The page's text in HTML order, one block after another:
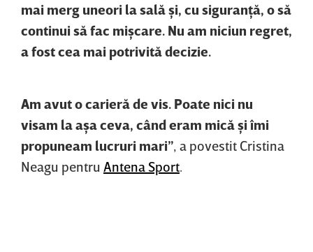
mai merg uneori la sală şi, cu siguranţă, o să
continui să fac mişcare. Nu am niciun regret,
a fost cea mai potrivită decizie.
Am avut o carieră de vis. Poate nici nu
visam la aşa ceva, când eram mică şi îmi
propuneam lucruri mari”, a povestit Cristina
Neagu pentru Antena Sport.